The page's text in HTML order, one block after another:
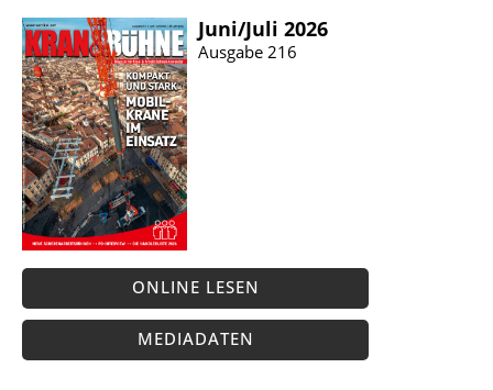
Juni/​Juli 2026
Ausgabe 216
ONLINE LESEN
MEDIADATEN